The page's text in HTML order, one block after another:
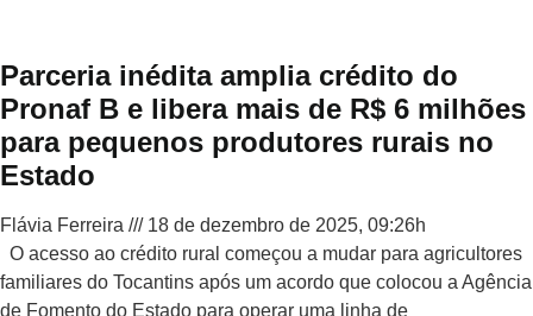
Parceria inédita amplia crédito do
Pronaf B e libera mais de R$ 6 milhões
para pequenos produtores rurais no
Estado
Flávia Ferreira
18 de dezembro de 2025, 09:26h
O acesso ao crédito rural começou a mudar para agricultores
familiares do Tocantins após um acordo que colocou a Agência
de Fomento do Estado para operar uma linha de